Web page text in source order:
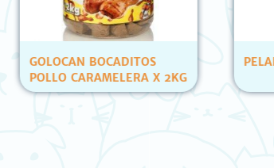
GOLOCAN BOCADITOS
POLLO CARAMELERA X 2KG